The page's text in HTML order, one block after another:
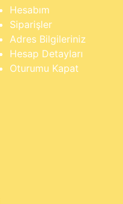
Hesabım
Siparişler
Adres Bilgileriniz
Hesap Detayları
Oturumu Kapat